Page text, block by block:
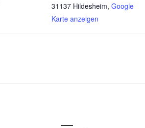
31137 Hildesheim, Google
Karte anzeigen